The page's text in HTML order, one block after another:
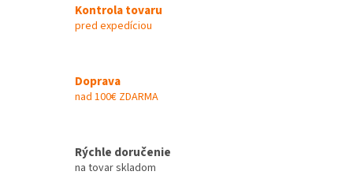
Kontrola tovaru
pred expedíciou
Doprava
nad 100€ ZDARMA
Rýchle doručenie
na tovar skladom